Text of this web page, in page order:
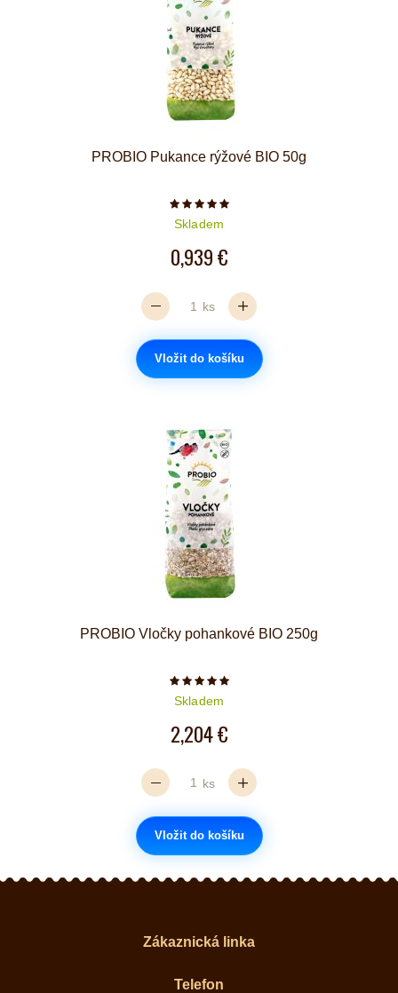
PROBIO Pukance rýžové BIO 50g
Počet hvězdiček je 5 z 5
Skladem
0,939 €
ks
Vložit do košíku
PROBIO Vločky pohankové BIO 250g
Počet hvězdiček je 5 z 5
Skladem
2,204 €
ks
Vložit do košíku
Zákaznická linka
Telefon